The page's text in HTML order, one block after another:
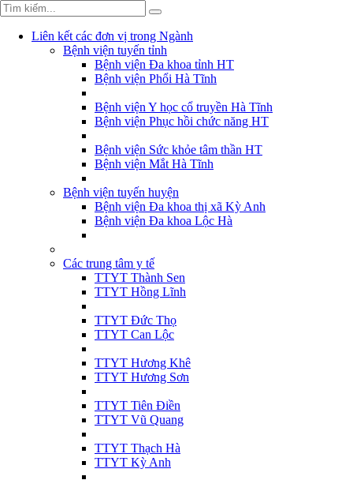
Liên kết các đơn vị trong Ngành
Bệnh viện tuyến tỉnh
Bệnh viện Đa khoa tỉnh HT
Bệnh viện Phổi Hà Tĩnh
Bệnh viện Y học cổ truyền Hà Tĩnh
Bệnh viện Phục hồi chức năng HT
Bệnh viện Sức khỏe tâm thần HT
Bệnh viện Mắt Hà Tĩnh
Bệnh viện tuyến huyện
Bệnh viện Đa khoa thị xã Kỳ Anh
Bệnh viện Đa khoa Lộc Hà
Các trung tâm y tế
TTYT Thành Sen
TTYT Hồng Lĩnh
TTYT Đức Thọ
TTYT Can Lộc
TTYT Hương Khê
TTYT Hương Sơn
TTYT Tiên Điền
TTYT Vũ Quang
TTYT Thạch Hà
TTYT Kỳ Anh